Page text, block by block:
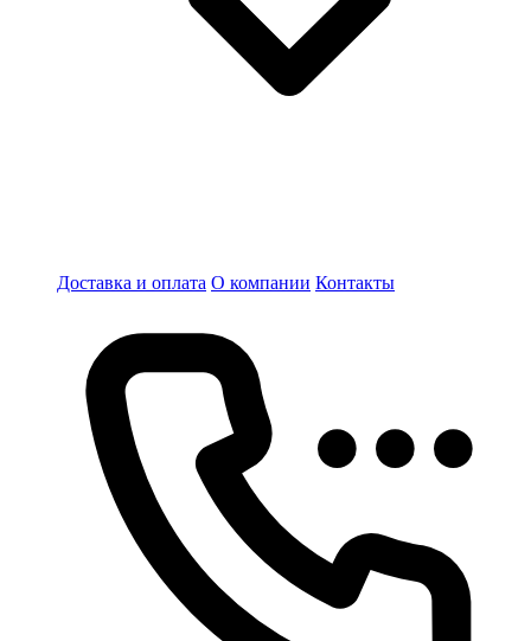
Доставка и оплата О компании Контакты